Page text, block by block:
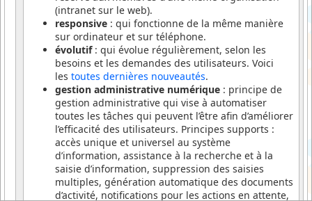
(intranet sur le web).
responsive : qui fonctionne de la même manière
sur ordinateur et sur téléphone.
évolutif: qui évolue régulièrement, selon les
besoins et les demandes des utilisateurs. Voici
les toutes dernières nouveautés.
gestion administrative numérique : principe de
gestion administrative qui vise à automatiser
toutes les tâches qui peuvent l’être afin d’améliorer
l’efficacité des utilisateurs. Principes supports :
accès unique et universel au système
d’information, assistance à la recherche et à la
saisie d’information, suppression des saisies
multiples, génération automatique des documents
d’activité, notifications pour les actions en attente,